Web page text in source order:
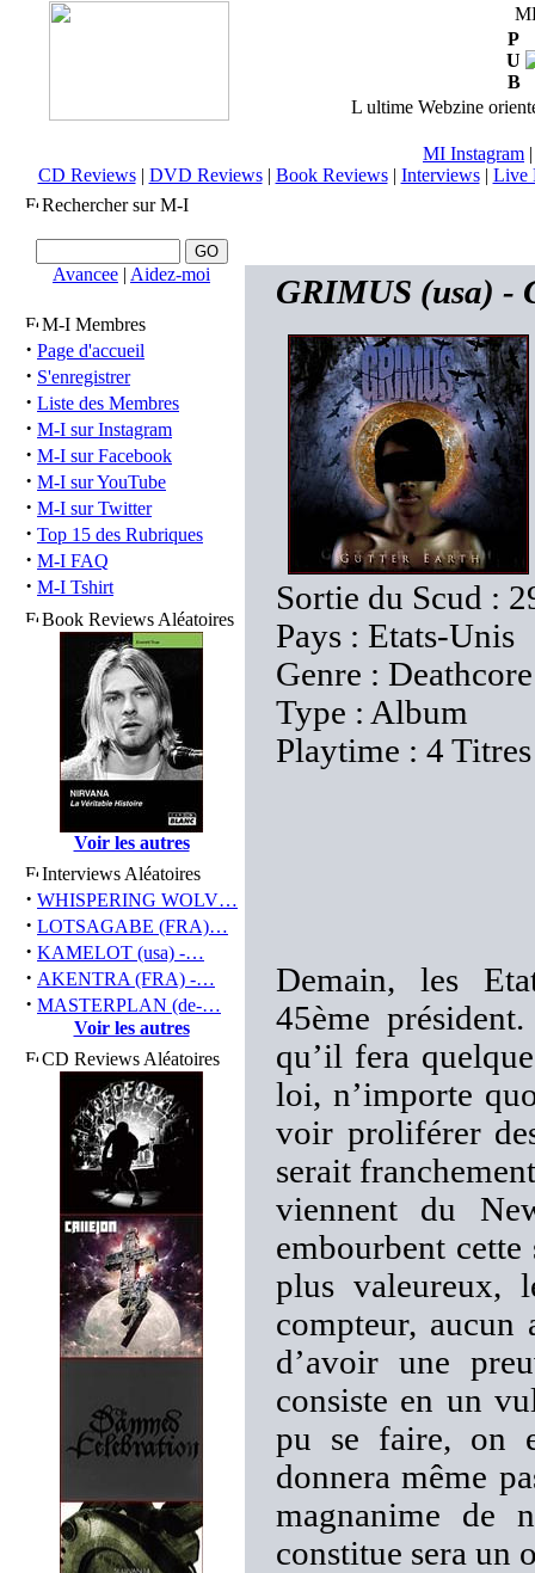
P
U
B
L ultime Webzine
MI Instagram
CD Reviews| DVD Reviews| Book Reviews| Interviews| Live
Rechercher sur M-I
Avancee | Aidez-moi
M-I Membres
· Page d'accueil
· S'enregistrer
· Liste des Membres
· M-I sur Instagram
· M-I sur Facebook
· M-I sur YouTube
· M-I sur Twitter
· Top 15 des Rubriques
· M-I FAQ
· M-I Tshirt
Book Reviews Aléatoires
Voir les autres
Interviews Aléatoires
· WHISPERING WOLV…
· LOTSAGABE (FRA)…
· KAMELOT (usa) -…
· AKENTRA (FRA) -…
· MASTERPLAN (de-…
Voir les autres
CD Reviews Aléatoires
GRIMUS (usa) -
Sortie du Scud :
Pays : Etats-Unis
Genre : Deathcore
Type : Album
Playtime : 4
Demain, les
45ème
qu’il fera
loi, n’importe
voir proliférer
serait
viennent du
embourbent cette
plus valeureux,
compteur,
d’avoir une
consiste en un
pu se faire, on
donnera même
magnanime de
constitue sera un